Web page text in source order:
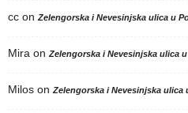
cc on Zelengorska i Nevesinjska ulica u
Mira on Zelengorska i Nevesinjska ulica
Milos on Zelengorska i Nevesinjska ulica